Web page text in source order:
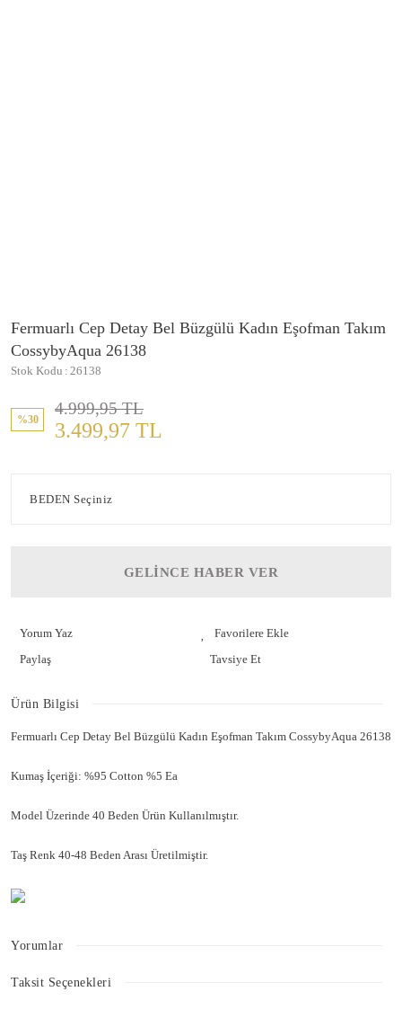
Fermuarlı Cep Detay Bel Büzgülü Kadın Eşofman Takım
CossybyAqua 26138
Stok Kodu 26138
%30
4.999,95 TL
3.499,97 TL
GELİNCE HABER VER
Yorum Yaz
Paylaş
Tavsiye Et
Ürün Bilgisi
Fermuarlı Cep Detay Bel Büzgülü Kadın Eşofman Takım CossybyAqua 26138
Kumaş İçeriği: %95 Cotton %5 Ea
Model Üzerinde 40 Beden Ürün Kullanılmıştır.
Taş Renk 40-48 Beden Arası Üretilmiştir.
Yorumlar
Taksit Seçenekleri